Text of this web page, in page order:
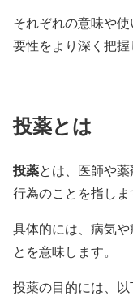
それぞれの意味や
要性をより深く把握
投薬とは
投薬とは、医師や
行為のことを指しま
具体的には、病気
とを意味します。
投薬の目的には、以